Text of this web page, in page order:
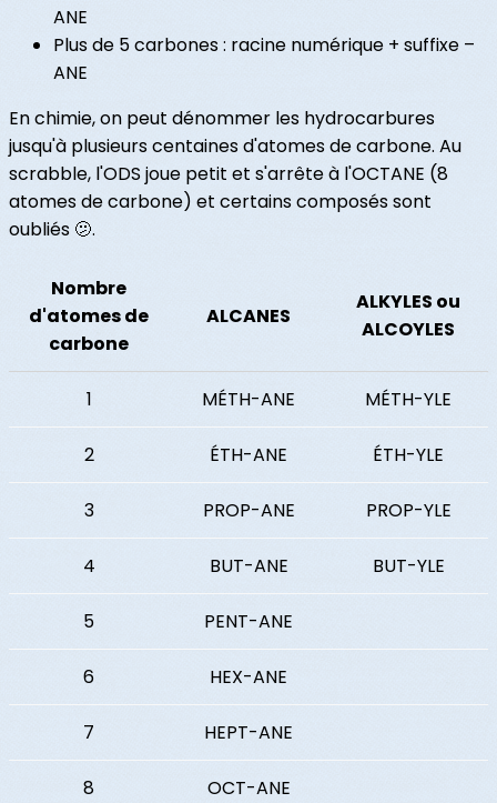
ANE
Plus de 5 carbones : racine numérique + suffixe –
ANE
En chimie, on peut dénommer les hydrocarbures
jusqu'à plusieurs centaines d'atomes de carbone. Au
scrabble, l'ODS joue petit et s'arrête à l'OCTANE (8
atomes de carbone) et certains composés sont
oubliés 🫤.
Nombre
d'atomes de
carbone
ALCANES
ALKYLES ou
ALCOYLES
1 MÉTH-ANE MÉTH-YLE
2 ÉTH-ANE ÉTH-YLE
3 PROP-ANE PROP-YLE
4 BUT-ANE BUT-YLE
5 PENT-ANE
6 HEX-ANE
7 HEPT-ANE
8 OCT-ANE